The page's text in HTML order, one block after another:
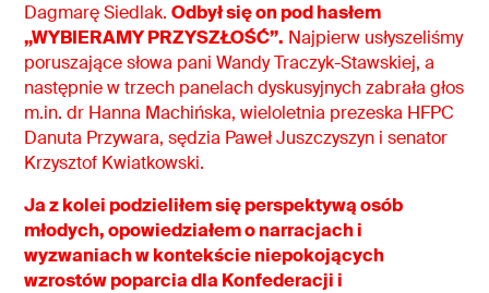
Dagmarę Siedlak.Odbył się on pod hasłem
„WYBIERAMY PRZYSZŁOŚĆ”. Najpierw usłyszeliśmy
poruszające słowa pani Wandy Traczyk-Stawskiej, a
następnie w trzech panelach dyskusyjnych zabrała głos
m.in. dr Hanna Machińska, wieloletnia prezeska HFPC
Danuta Przywara, sędzia Paweł Juszczyszyn i senator
Krzysztof Kwiatkowski.
Ja z kolei podzieliłem się perspektywą osób
młodych, opowiedziałem o narracjach i
wyzwaniach w kontekście niepokojących
wzrostów poparcia dla Konfederacji i